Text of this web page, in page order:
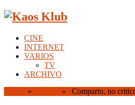
CINE
INTERNET
VARIOS
TV
ARCHIVO
» » Comparto, no